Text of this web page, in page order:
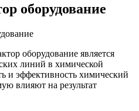
оборудование
оборудование является
линий в химической
и эффективность химический
влияют на результат